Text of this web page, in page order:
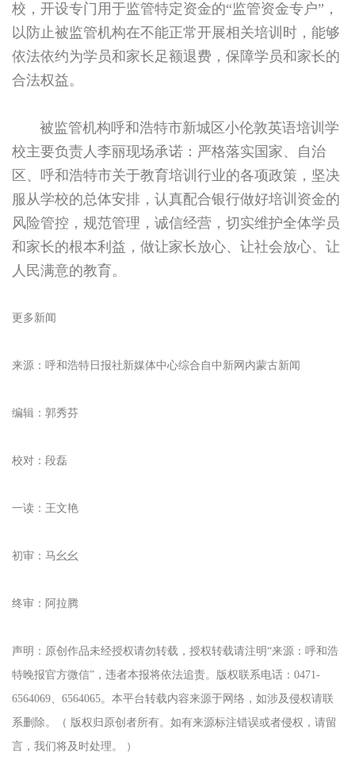
校，开设专门用于监管特定资金的“监管资金专户”，
以防止被监管机构在不能正常开展相关培训时，能够
依法依约为学员和家长足额退费，保障学员和家长的
合法权益。
被监管机构呼和浩特市新城区小伦敦英语培训学
校主要负责人李丽现场承诺：严格落实国家、自治
区、呼和浩特市关于教育培训行业的各项政策，坚决
服从学校的总体安排，认真配合银行做好培训资金的
风险管控，规范管理，诚信经营，切实维护全体学员
和家长的根本利益，做让家长放心、让社会放心、让
人民满意的教育。
更多新闻
来源：呼和浩特日报社新媒体中心综合自中新网内蒙古新闻
编辑：郭秀芬
校对：段磊
一读：王文艳
初审：马幺幺
终审：阿拉腾
声明：原创作品未经授权请勿转载，授权转载请注明“来源：呼和浩
特晚报官方微信”，违者本报将依法追责。版权联系电话：0471-
6564069、6564065。本平台转载内容来源于网络，如涉及侵权请联
系删除。（ 版权归原创者所有。如有来源标注错误或者侵权，请留
言，我们将及时处理。 ）